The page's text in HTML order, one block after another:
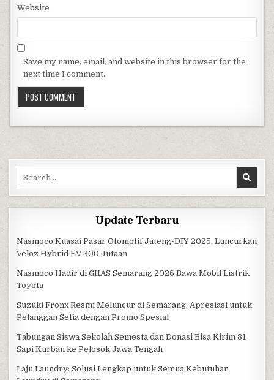
Website
Save my name, email, and website in this browser for the
next time I comment.
Update Terbaru
Nasmoco Kuasai Pasar Otomotif Jateng-DIY 2025, Luncurkan
Veloz Hybrid EV 300 Jutaan
Nasmoco Hadir di GIIAS Semarang 2025 Bawa Mobil Listrik
Toyota
Suzuki Fronx Resmi Meluncur di Semarang: Apresiasi untuk
Pelanggan Setia dengan Promo Spesial
Tabungan Siswa Sekolah Semesta dan Donasi Bisa Kirim 81
Sapi Kurban ke Pelosok Jawa Tengah
Laju Laundry: Solusi Lengkap untuk Semua Kebutuhan